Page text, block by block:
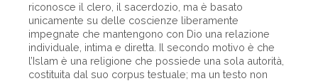
riconosce il clero, il sacerdozio, ma è basato
unicamente su delle coscienze liberamente
impegnate che mantengono con Dio una relazione
individuale, intima e diretta. Il secondo motivo è che
l’Islam è una religione che possiede una sola autorità,
costituita dal suo corpus testuale; ma un testo non